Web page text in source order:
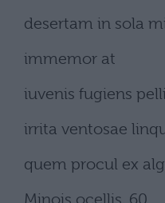
desertam in sola
immemor at
iuvenis fugiens
irrita ventosae
quem procul ex